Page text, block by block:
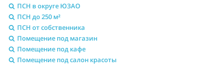
ПСН в округе ЮЗАО
ПСН до 250 м²
ПСН от собственника
Помещение под магазин
Помещение под кафе
Помещение под салон красоты